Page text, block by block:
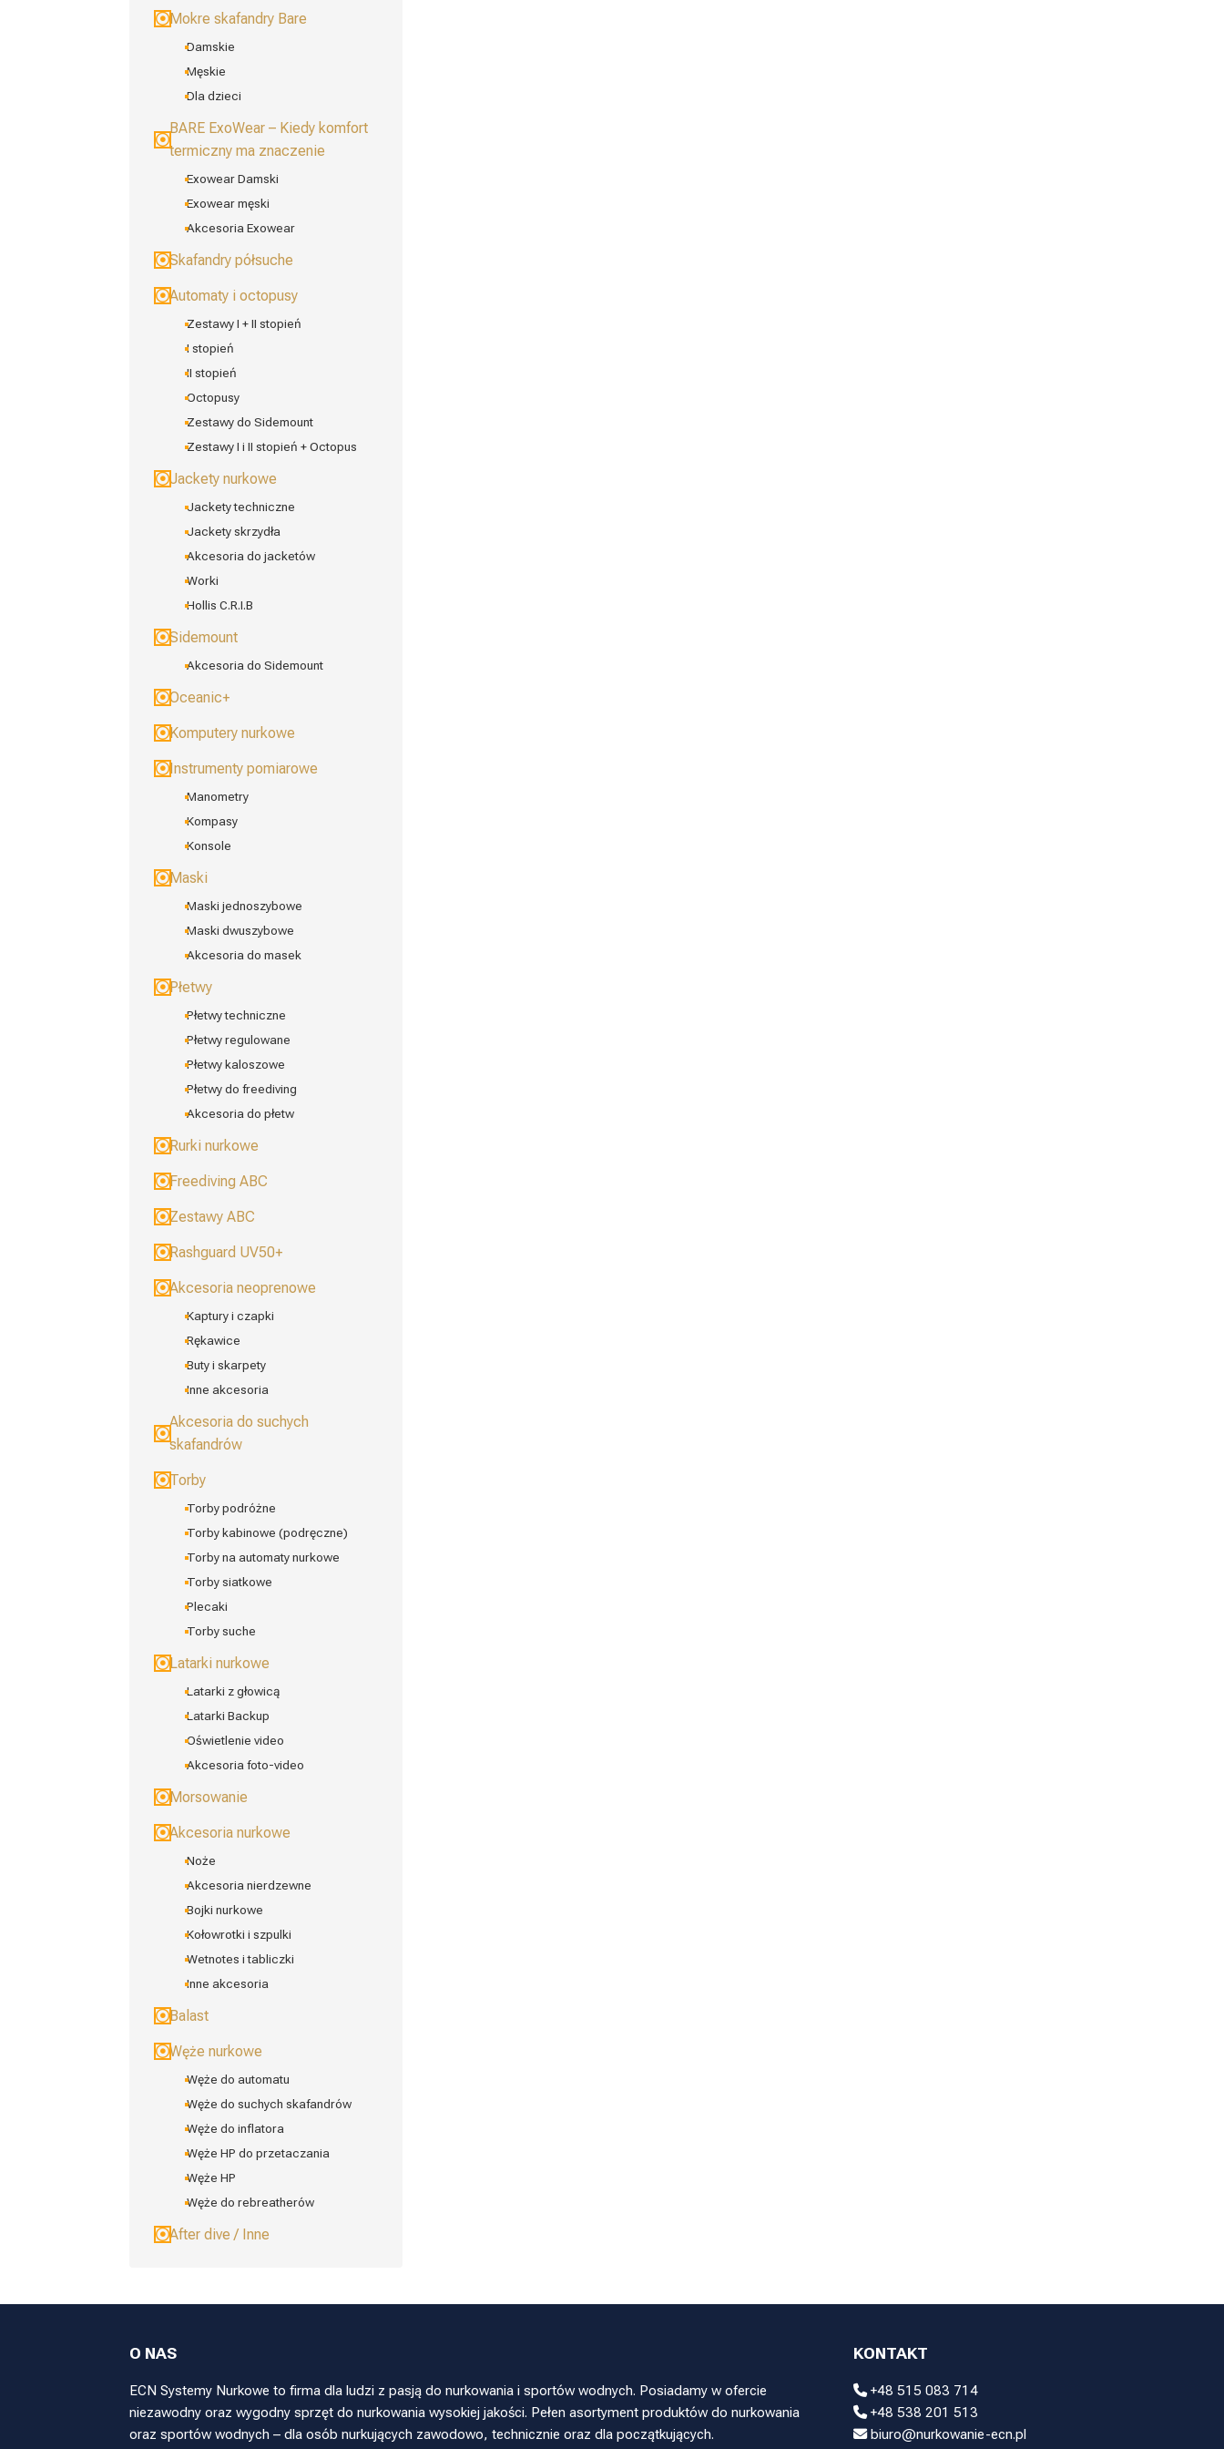
Mokre skafandry Bare
Damskie
Męskie
Dla dzieci
BARE ExoWear – Kiedy komfort
termiczny ma znaczenie
Exowear Damski
Exowear męski
Akcesoria Exowear
Skafandry półsuche
Automaty i octopusy
Zestawy I + II stopień
I stopień
II stopień
Octopusy
Zestawy do Sidemount
Zestawy I i II stopień + Octopus
Jackety nurkowe
Jackety techniczne
Jackety skrzydła
Akcesoria do jacketów
Worki
Hollis C.R.I.B
Sidemount
Akcesoria do Sidemount
Oceanic+
Komputery nurkowe
Instrumenty pomiarowe
Manometry
Kompasy
Konsole
Maski
Maski jednoszybowe
Maski dwuszybowe
Akcesoria do masek
Płetwy
Płetwy techniczne
Płetwy regulowane
Płetwy kaloszowe
Płetwy do freediving
Akcesoria do płetw
Rurki nurkowe
Freediving ABC
Zestawy ABC
Rashguard UV50+
Akcesoria neoprenowe
Kaptury i czapki
Rękawice
Buty i skarpety
Inne akcesoria
Akcesoria do suchych
skafandrów
Torby
Torby podróżne
Torby kabinowe (podręczne)
Torby na automaty nurkowe
Torby siatkowe
Plecaki
Torby suche
Latarki nurkowe
Latarki z głowicą
Latarki Backup
Oświetlenie video
Akcesoria foto-video
Morsowanie
Akcesoria nurkowe
Noże
Akcesoria nierdzewne
Bojki nurkowe
Kołowrotki i szpulki
Wetnotes i tabliczki
Inne akcesoria
Balast
Węże nurkowe
Węże do automatu
Węże do suchych skafandrów
Węże do inflatora
Węże HP do przetaczania
Węże HP
Węże do rebreatherów
After dive / Inne
O NAS
ECN Systemy Nurkowe to firma dla ludzi z pasją do nurkowania i sportów wodnych. Posiadamy w ofercie
niezawodny oraz wygodny sprzęt do nurkowania wysokiej jakości. Pełen asortyment produktów do nurkowania
oraz sportów wodnych – dla osób nurkujących zawodowo, technicznie oraz dla początkujących.
KONTAKT
+48 515 083 714
+48 538 201 513
biuro@nurkowanie-ecn.pl